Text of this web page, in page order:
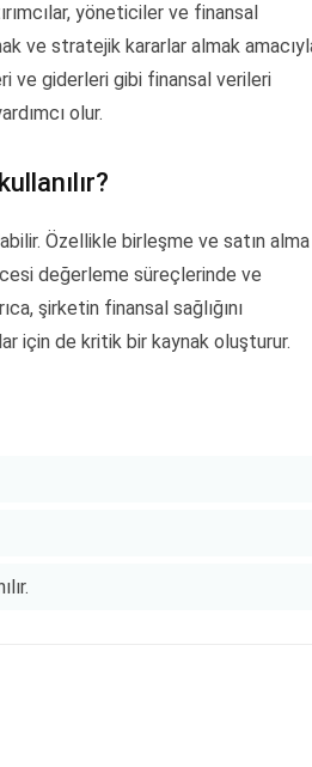
yöneticiler ve finansal
ve stratejik kararlar almak
ve giderleri gibi finansal verileri
olur.
Özellikle birleşme ve satın alma
değerleme süreçlerinde ve
şirketin finansal sağlığını
için de kritik bir kaynak oluşturur.